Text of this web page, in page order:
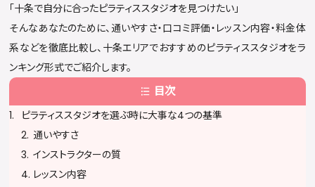
を担当。その後、国際的なピラティス資格団体「Peak
Pilates」の認定資格を取得し、指導歴は通算5年に及ぶ。現
療現場で培った解剖学・運動療法の専門知識を土台に、身体
の仕組みに基づいた本質的な姿勢改善・疼痛ケアを提供し
ている。出勤枠は公開後すぐに満員となることが多く、キャン
セル待ちが続出するほどの人気を誇る。
「十条で自分に合ったピラティススタジオを見つけたい」
そんなあなたのために、通いやすさ・口コミ評価・レッスン内容・料金体
系などを徹底比較し、十条エリアでおすすめのピラティススタジオをラ
ンキング形式でご紹介します。
目次
ピラティススタジオを選ぶ時に大事な4つの基準
通いやすさ
インストラクターの質
レッスン内容